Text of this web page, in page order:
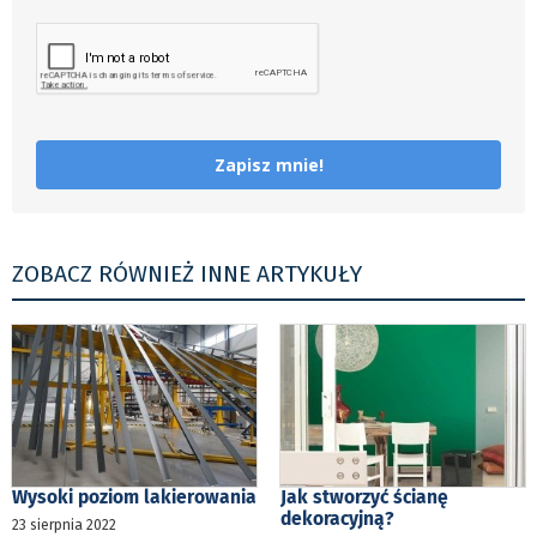
Zapisz mnie!
ZOBACZ RÓWNIEŻ INNE ARTYKUŁY
Wysoki poziom lakierowania
23 sierpnia 2022
Jak stworzyć ścianę
dekoracyjną?